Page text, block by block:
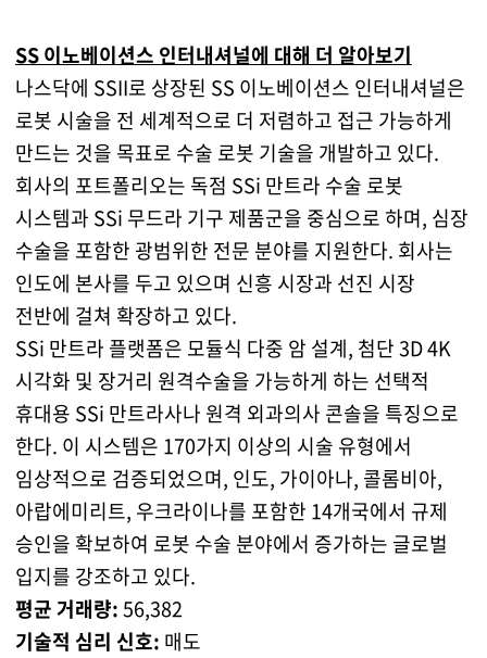
SS 이노베이션스 인터내셔널에 대해 더 알아보기
나스닥에 SSII로 상장된 SS 이노베이션스 인터내셔널은
로봇 시술을 전 세계적으로 더 저렴하고 접근 가능하게
만드는 것을 목표로 수술 로봇 기술을 개발하고 있다.
회사의 포트폴리오는 독점 SSi 만트라 수술 로봇
시스템과 SSi 무드라 기구 제품군을 중심으로 하며, 심장
수술을 포함한 광범위한 전문 분야를 지원한다. 회사는
인도에 본사를 두고 있으며 신흥 시장과 선진 시장
전반에 걸쳐 확장하고 있다.
SSi 만트라 플랫폼은 모듈식 다중 암 설계, 첨단 3D 4K
시각화 및 장거리 원격수술을 가능하게 하는 선택적
휴대용 SSi 만트라사나 원격 외과의사 콘솔을 특징으로
한다. 이 시스템은 170가지 이상의 시술 유형에서
임상적으로 검증되었으며, 인도, 가이아나, 콜롬비아,
아랍에미리트, 우크라이나를 포함한 14개국에서 규제
승인을 확보하여 로봇 수술 분야에서 증가하는 글로벌
입지를 강조하고 있다.
평균 거래량:56,382
기술적 심리 신호: 매도